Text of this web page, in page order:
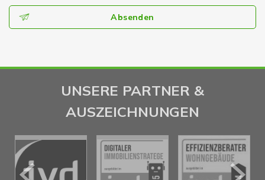
Absenden
UNSERE PARTNER &
AUSZEICHNUNGEN